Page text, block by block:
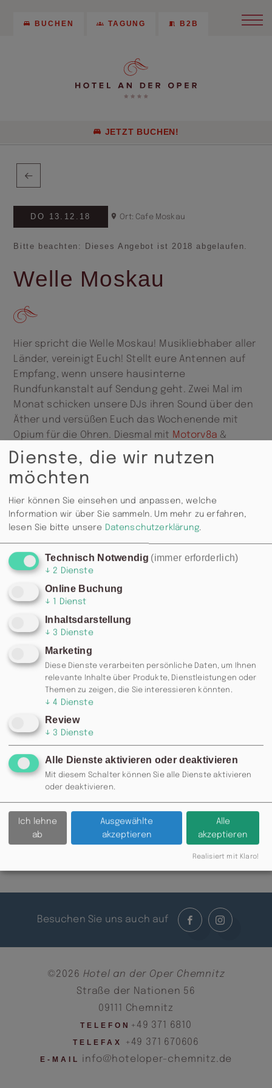
BUCHEN TAGUNG B2B
JETZT BUCHEN!
DO 13.12.18 Ort: Cafe Moskau
Bitte beachten: Dieses Angebot ist 2018 abgelaufen.
Welle Moskau
Hier spricht die Welle Moskau! Musikliebhaber aller
Länder, vereinigt Euch! Stellt eure Antennen auf
Empfang, wenn unsere hausinterne
Rundfunkanstalt auf Sendung geht. Zwei Mal im
Monat schicken unsere DJs ihren Sound über den
Äther und versüßen Euch das Wochenende mit
Opium für die Ohren. Diesmal mit Motorv8a &
BF.Hole
Das fette Ende kommt zuletzt.
RESERVIERUNG: 0371 / 355 985
77 ODER INFO@MOSKAU-
CHEMNITZ.DE
Besuchen Sie uns auch auf
©2026 Hotel an der Oper Chemnitz
Straße der Nationen 56
09111 Chemnitz
TELEFON +49 371 6810
TELEFAX +49 371 670606
E-MAIL info@hoteloper-chemnitz.de
Dienste, die wir nutzen
möchten
Hier können Sie einsehen und anpassen, welche
Information wir über Sie sammeln. Um mehr zu erfahren,
lesen Sie bitte unsere Datenschutzerklärung.
Technisch Notwendig (immer erforderlich)
↓ 2 Dienste
Online Buchung
↓ 1 Dienst
Inhaltsdarstellung
↓ 3 Dienste
Marketing
Diese Dienste verarbeiten persönliche Daten, um Ihnen
relevante Inhalte über Produkte, Dienstleistungen oder
Themen zu zeigen, die Sie interessieren könnten.
↓ 4 Dienste
Review
↓ 3 Dienste
Alle Dienste aktivieren oder deaktivieren
Mit diesem Schalter können Sie alle Dienste aktivieren
oder deaktivieren.
Ich lehne
ab
Ausgewählte
akzeptieren
Alle
akzeptieren
Realisiert mit Klaro!